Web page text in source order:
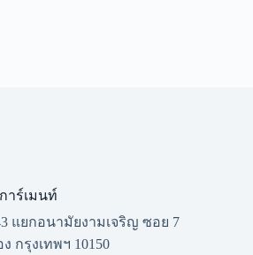
าร์เมนท์​
แยกอนามัยงามเจริญ ซอย 7
กรุงเทพฯ 10150